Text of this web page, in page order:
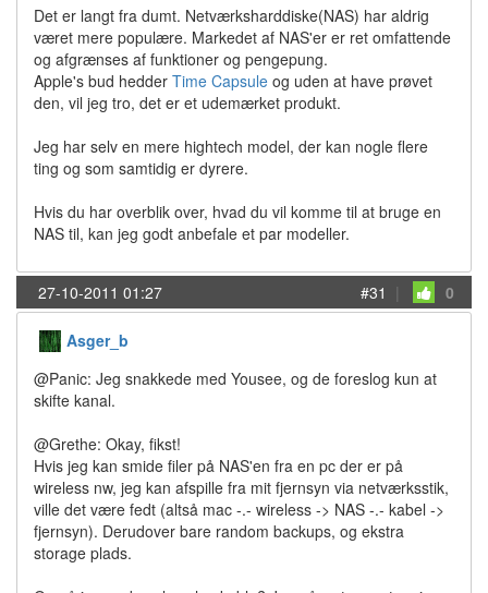
Det er langt fra dumt. Netværksharddiske(NAS) har aldrig
været mere populære. Markedet af NAS'er er ret omfattende
og afgrænses af funktioner og pengepung.
Apple's bud hedder Time Capsule og uden at have prøvet
den, vil jeg tro, det er et udemærket produkt.
Jeg har selv en mere hightech model, der kan nogle flere
ting og som samtidig er dyrere.
Hvis du har overblik over, hvad du vil komme til at bruge en
NAS til, kan jeg godt anbefale et par modeller.
27-10-2011 01:27 #31 | 0
Asger_b
@Panic: Jeg snakkede med Yousee, og de foreslog kun at
skifte kanal.
@Grethe: Okay, fikst!
Hvis jeg kan smide filer på NAS'en fra en pc der er på
wireless nw, jeg kan afspille fra mit fjernsyn via netværksstik,
ville det være fedt (altså mac -.- wireless -> NAS -.- kabel ->
fjernsyn). Derudover bare random backups, og ekstra
storage plads.